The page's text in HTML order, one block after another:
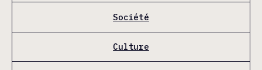
Société
Culture